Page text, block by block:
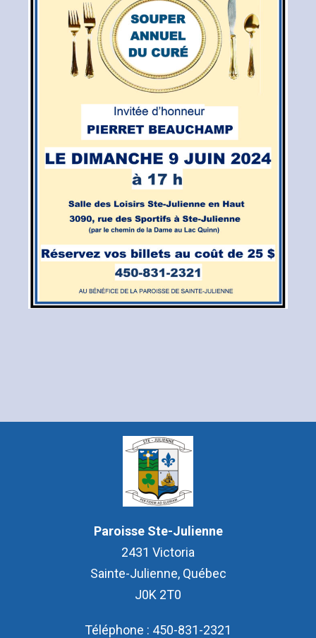
Paroisse Ste-Julienne
2431 Victoria
Sainte-Julienne, Québec
J0K 2T0
Téléphone : 450-831-2321